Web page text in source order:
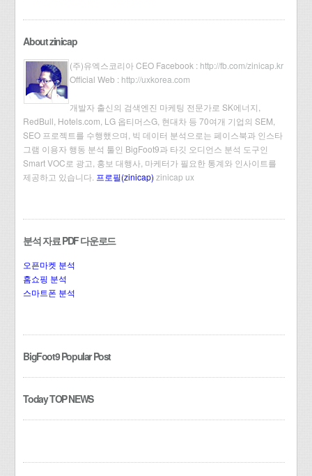
About zinicap
(주)유엑스코리아 CEO Facebook : http://fb.com/zinicap.kr
Official Web : http://uxkorea.com
개발자 출신의 검색엔진 마케팅 전문가로 SK에너지,
RedBull, Hotels.com, LG 옵티머스G, 현대차 등 70여개 기업의 SEM,
SEO 프로젝트를 수행했으며, 빅 데이터 분석으로는 페이스북과 인스타
그램 이용자 행동 분석 툴인 BigFoot9과 타깃 오디언스 분석 도구인
Smart VOC로 광고, 홍보 대행사, 마케터가 필요한 통계와 인사이트를
제공하고 있습니다. 프로필(zinicap) zinicap ux
분석 자료 PDF 다운로드
오픈마켓 분석
홈쇼핑 분석
스마트폰 분석
BigFoot9 Popular Post
Today TOP NEWS